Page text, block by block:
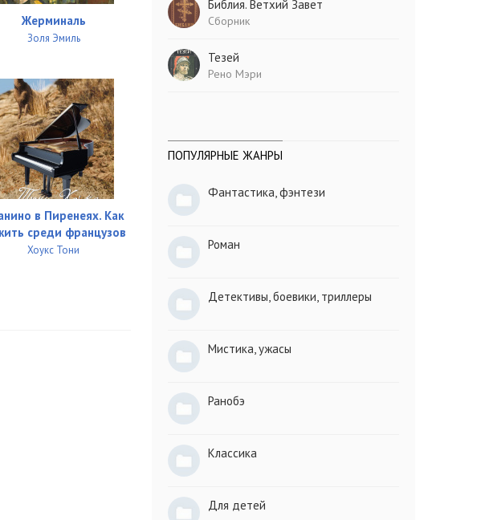
16:15
19:32
19:20
17:09
19:21
17:43
Жерминаль
Золя Эмиль
в Пиренеях. Как
среди французов
Хоукс Тони
Библия. Ветхий Завет
Сборник
Тезей
Рено Мэри
ПОПУЛЯРНЫЕ ЖАНРЫ
Фантастика, фэнтези
Роман
Детективы, боевики, триллеры
Мистика, ужасы
Ранобэ
Классика
Для детей